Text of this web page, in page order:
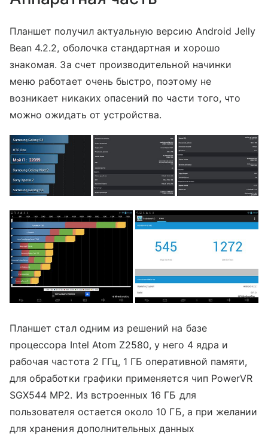
Планшет получил актуальную версию Android Jelly
Bean 4.2.2, оболочка стандартная и хорошо
знакомая. За счет производительной начинки
меню работает очень быстро, поэтому не
возникает никаких опасений по части того, что
можно ожидать от устройства.
Планшет стал одним из решений на базе
процессора Intel Atom Z2580, у него 4 ядра и
рабочая частота 2 ГГц, 1 ГБ оперативной памяти,
для обработки графики применяется чип PowerVR
SGX544 MP2. Из встроенных 16 ГБ для
пользователя остается около 10 ГБ, а при желании
для хранения дополнительных данных